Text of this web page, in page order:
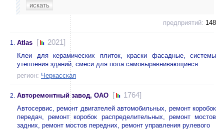
предприятий: 148
1. Atlas [ 2021]
Клеи для керамических плиток, краски фасадные, системы
утепления зданий, смеси для пола самовыравнивающиеся
регион: Черкасская
2. Авторемонтный завод, ОАО [ 1764]
Автосервис, ремонт двигателей автомобильных, ремонт коробок
передач, ремонт коробок распределительных, ремонт мостов
задних, ремонт мостов передних, ремонт управления рулевого